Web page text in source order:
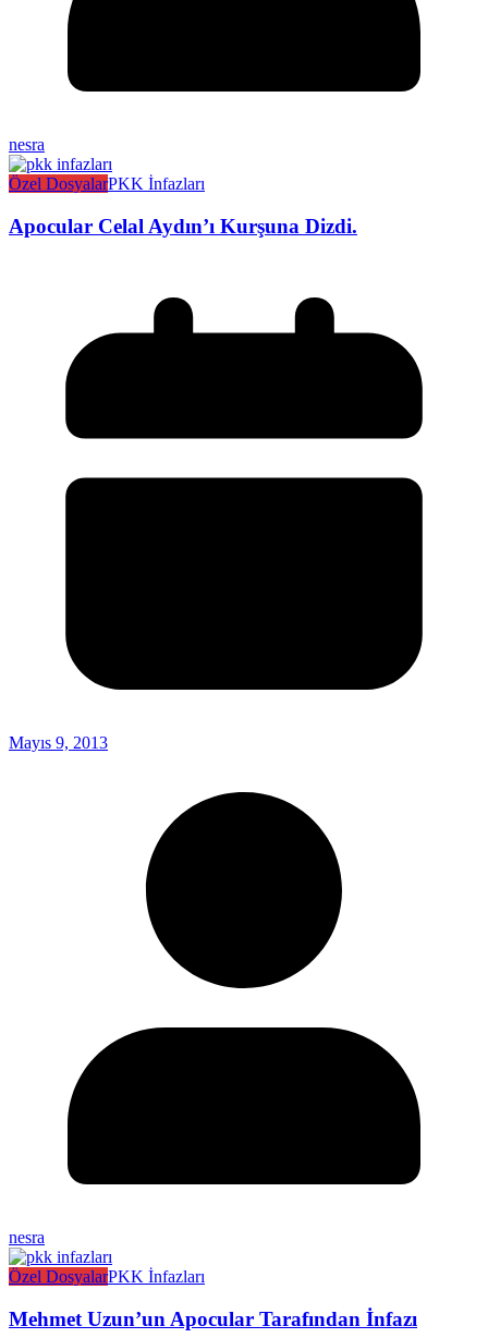
nesra
Özel DosyalarPKK İnfazları
Apocular Celal Aydın’ı Kurşuna Dizdi.
Mayıs 9, 2013
nesra
Özel DosyalarPKK İnfazları
Mehmet Uzun’un Apocular Tarafından İnfazı